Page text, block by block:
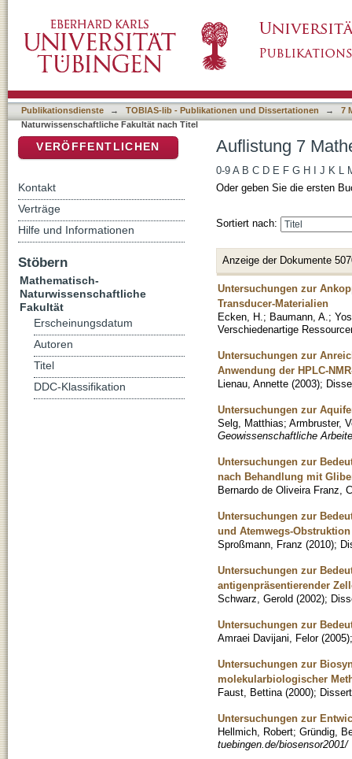
Publikationsdienste → TOBIAS-lib - Publikationen und Dissertationen →
7
Naturwissenschaftliche Fakultät nach Titel
Auflistung 7
0-9 A B C D E F G H J K L
Oder geben Sie die ersten
Sortiert nach:
Anzeige der Dokumente
Untersuchungen zur
Transducer-Materialien
Ecken, H. ; Baumann, A. ;
Verschiedenartige
Untersuchungen zur
Anwendung der HPLC-
Lienau, Annette (2003);
Untersuchungen zur
Selg, Matthias; Armbruster,
Geowissenschaftliche
Untersuchungen zur
nach Behandlung mit
Bernardo de Oliveira Franz,
Untersuchungen zur
und Atemwegs-
Sproßmann, Franz (2010);
Untersuchungen zur
antigenpräsentierender
Schwarz, Gerold (2002);
Untersuchungen zur
Amraei Davijani, Felor (2005)
Untersuchungen zur
molekularbiologischer
Faust, Bettina (2000);
Untersuchungen zur
Hellmich, Robert; Gründig,
tuebingen.de/biosensor2001/
VERÖFFENTLICHEN
Kontakt
Verträge
Hilfe und Informationen
Stöbern
Mathematisch-
Naturwissenschaftliche
Fakultät
Erscheinungsdatum
Autoren
Titel
DDC-Klassifikation